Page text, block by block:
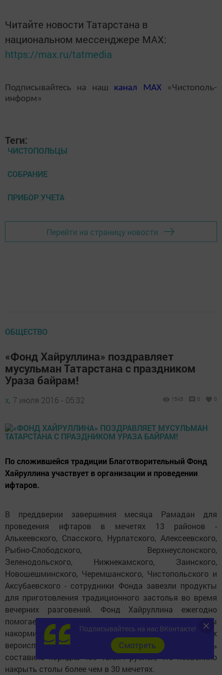
Читайте новости Татарстана в
национальном мессенджере MАХ:
https://max.ru/tatmedia
Подписывайтесь на наш канал MAX«Чистополь-
информ»
Теги:
ЧИСТОПОЛЬЦЫ
СОБРАНИЕ
ПРИБОР УЧЕТА
Перейти на страницу новости
ОБЩЕСТВО
«Фонд Хайруллина» поздравляет
мусульман Татарстана с праздником
Ураза байрам!
х, 7 июля 2016 - 05:32 1545 0 0
По сложившейся традиции Благотворительный Фонд
Хайруллина участвует в организации и проведении
ифтаров.
В преддверии завершения месяца Рамадан для
проведения ифтаров в мечетях 13 районов -
Алькеевского, Спасского, Нурлатского, Алексеевского,
Рыбно-Слободского, Верхнеуслонского,
Зеленодольского, Нижнекамского, Заинского,
Новошешминского, Черемшанского, Чистопольского и
Аксубаевского - сотрудники Фонда завезли продукты
для приготовления традиционного застолья во время
вечерних разговений. Фонд Хайруллина ежегодно
помогает в проведении ифтаров в мечетях, чтобы
накормить нуждающихся независимо от их
вероисповедания. В этом году материальная помощь
составила порядка 400 тысяч рублей, что позволило
накрыть столы более чем в 30 мечетях.
Подписывайтесь на нас ВКонтакте!
Cмотреть